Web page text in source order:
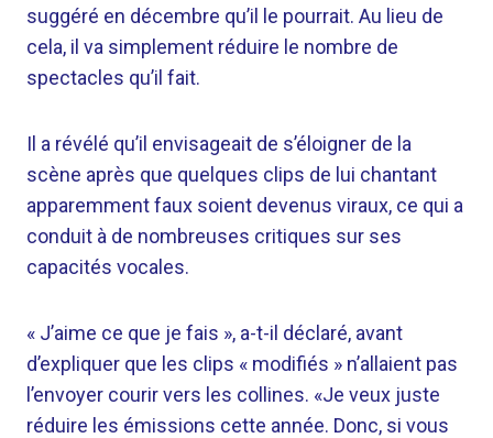
suggéré en décembre qu’il le pourrait. Au lieu de
cela, il va simplement réduire le nombre de
spectacles qu’il fait.
Il a révélé qu’il envisageait de s’éloigner de la
scène après que quelques clips de lui chantant
apparemment faux soient devenus viraux, ce qui a
conduit à de nombreuses critiques sur ses
capacités vocales.
« J’aime ce que je fais », a-t-il déclaré, avant
d’expliquer que les clips « modifiés » n’allaient pas
l’envoyer courir vers les collines. «Je veux juste
réduire les émissions cette année. Donc, si vous